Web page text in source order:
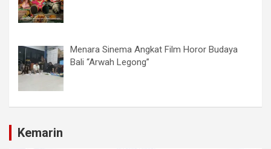
Menara Sinema Angkat Film Horor Budaya
Bali “Arwah Legong”
Kemarin